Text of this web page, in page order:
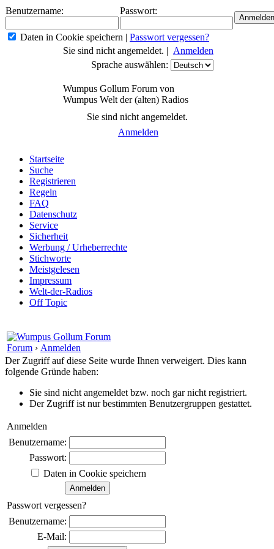
Benutzername: Passwort:
Daten in Cookie speichern | Passwort vergessen?
Sie sind nicht angemeldet. | Anmelden
Sprache auswählen:
Wumpus Gollum Forum von
Wumpus Welt der (alten) Radios
Sie sind nicht angemeldet.
Anmelden
Startseite
Suche
Registrieren
Regeln
FAQ
Datenschutz
Service
Sicherheit
Werbung / Urheberrechte
Stichworte
Meistgelesen
Impressum
Welt-der-Radios
Off Topic
Forum › Anmelden
Der Zugriff auf diese Seite wurde Ihnen verweigert. Dies kann
folgende Gründe haben:
Sie sind nicht angemeldet bzw. noch gar nicht registriert.
Der Zugriff ist nur bestimmten Benutzergruppen gestattet.
Anmelden
Benutzername:
Passwort:
Daten in Cookie speichern
Passwort vergessen?
Benutzername:
E-Mail: